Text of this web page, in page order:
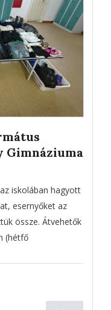
Gimnáziuma
iskolában hagyott
esernyőket az
össze. Átvehetők
(hétfő